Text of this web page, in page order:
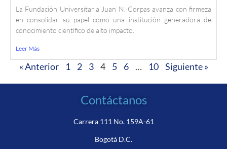
La Fundación Universitaria Juan N. Corpas avanza con firmeza
en consolidar su papel como una institución generadora de
conocimiento científico de alto impacto.
Leer Más
« Anterior 1 2 3 4 5 6 … 10 Siguiente »
Contáctanos
Carrera 111 No. 159A-61
Bogotá D.C.